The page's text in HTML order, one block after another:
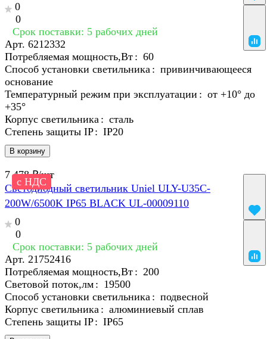
0
0
Срок поставки: 5 рабочих дней
Арт. 6212332
В корзину
Потребляемая мощность,Вт : 60
Способ установки светильника : привинчивающееся
основание
Температурный режим при эксплуатации : от +10° до
+35°
Корпус светильника : сталь
Степень защиты IP : IP20
с НДС
7 478 ₽/шт
Светодиодный светильник Uniel ULY-U35C-
200W/6500K IP65 BLACK UL-00009110
0
0
Срок поставки: 5 рабочих дней
Арт. 21752416
Потребляемая мощность,Вт : 200
Световой поток,лм : 19500
Способ установки светильника : подвесной
Корпус светильника : алюминиевый сплав
Степень защиты IP : IP65